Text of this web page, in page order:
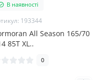
В наявності
193344
All Season 165/70
85T XL..
0